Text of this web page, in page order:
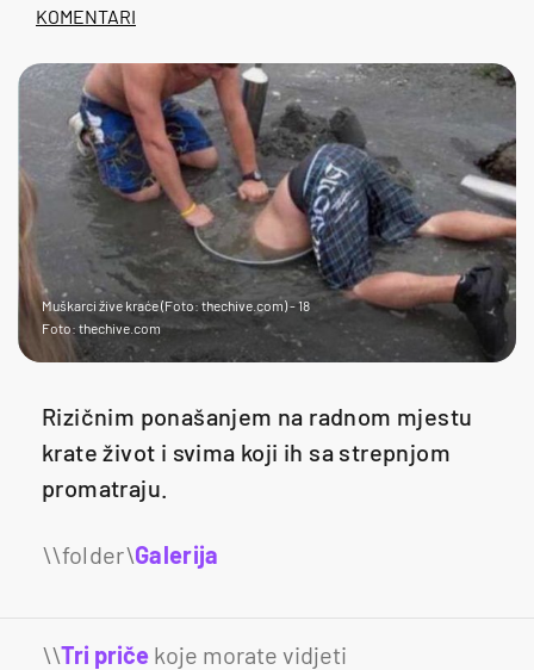
KOMENTARI
Muškarci žive kraće (Foto: thechive.com) - 18
Foto: thechive.com
Rizičnim ponašanjem na radnom mjestu
krate život i svima koji ih sa strepnjom
promatraju.
Galerija
\\Tri priče koje morate vidjeti